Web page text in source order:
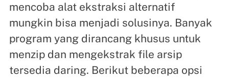
mencoba alat ekstraksi alternatif
mungkin bisa menjadi solusinya. Banyak
program yang dirancang khusus untuk
menzip dan mengekstrak file arsip
tersedia daring. Berikut beberapa opsi